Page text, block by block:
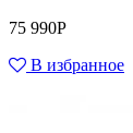
75 990Р
В избранное